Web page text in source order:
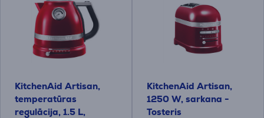
KitchenAid Artisan,
temperatūras
regulācija, 1.5 L,
KitchenAid Artisan,
1250 W, sarkana -
Tosteris